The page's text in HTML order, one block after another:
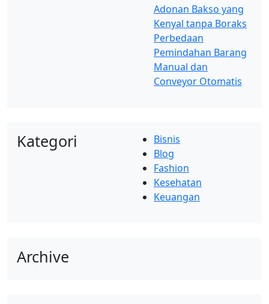
Adonan Bakso yang
Kenyal tanpa Boraks
Perbedaan
Pemindahan Barang
Manual dan
Conveyor Otomatis
Kategori
Bisnis
Blog
Fashion
Kesehatan
Keuangan
Archive